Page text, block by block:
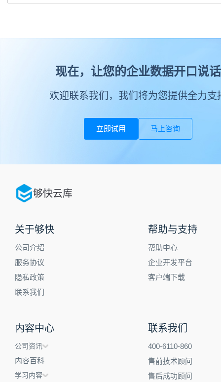
现在，让您的企业数据开口说话
欢迎联系我们，我们将为您提供全力支
立即试用 马上咨询
够快云库
关于够快
公司介绍
服务协议
隐私政策
联系我们
帮助与支持
帮助中心
企业开发平台
客户端下载
内容中心
公司资讯
内容百科
学习内容
联系我们
400-6110-860
售前技术顾问
售后成功顾问